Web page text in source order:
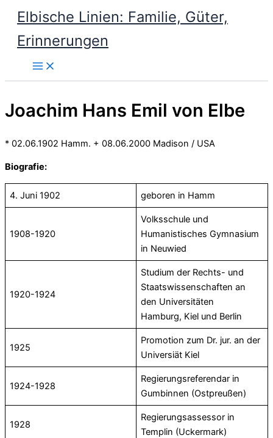
Zum
Inhalt
springen
Elbische Linien: Familie, Güter,
Erinnerungen
Joachim Hans Emil von Elbe
* 02.06.1902 Hamm. + 08.06.2000 Madison / USA
Biografie:
4. Juni 1902 geboren in Hamm
1908-1920
Volksschule und
Humanistisches Gymnasium
in Neuwied
1920-1924
Studium der Rechts- und
Staatswissenschaften an
den Universitäten
Hamburg, Kiel und Berlin
1925
Promotion zum Dr. jur. an der
Universiät Kiel
1924-1928
Regierungsreferendar in
Gumbinnen (Ostpreußen)
1928
Regierungsassessor in
Templin (Uckermark)